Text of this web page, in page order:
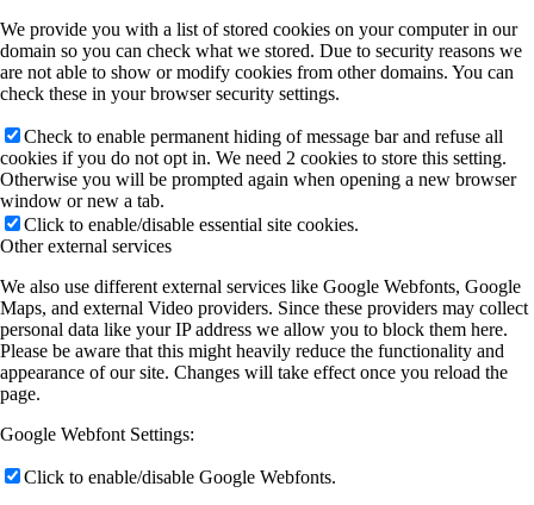
We provide you with a list of stored cookies on your computer in our
domain so you can check what we stored. Due to security reasons we
are not able to show or modify cookies from other domains. You can
check these in your browser security settings.
Check to enable permanent hiding of message bar and refuse all
cookies if you do not opt in. We need 2 cookies to store this setting.
Otherwise you will be prompted again when opening a new browser
window or new a tab.
Click to enable/disable essential site cookies.
Other external services
We also use different external services like Google Webfonts, Google
Maps, and external Video providers. Since these providers may collect
personal data like your IP address we allow you to block them here.
Please be aware that this might heavily reduce the functionality and
appearance of our site. Changes will take effect once you reload the
page.
Google Webfont Settings:
Click to enable/disable Google Webfonts.